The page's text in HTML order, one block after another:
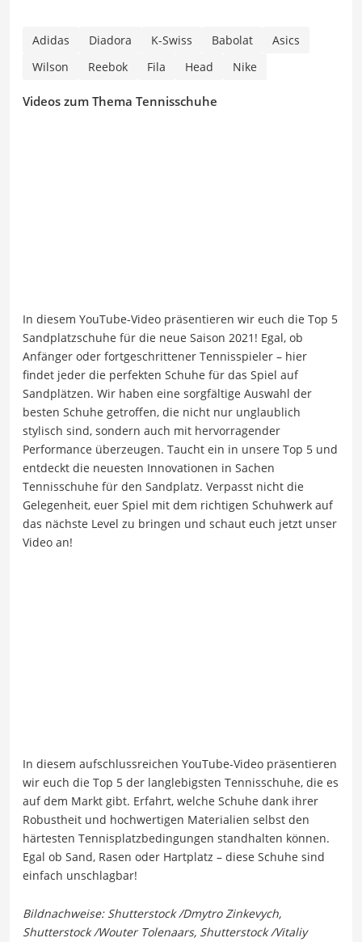
Adidas Diadora K-Swiss Babolat
Asics
Wilson
Reebok Fila Head Nike
Videos zum Thema Tennisschuhe
In diesem YouTube-Video präsentieren wir euch die Top 5
Sandplatzschuhe für die neue Saison 2021! Egal, ob
Anfänger oder fortgeschrittener Tennisspieler – hier
findet jeder die perfekten Schuhe für das Spiel auf
Sandplätzen. Wir haben eine sorgfältige Auswahl der
besten Schuhe getroffen, die nicht nur unglaublich
stylisch sind, sondern auch mit hervorragender
Performance überzeugen. Taucht ein in unsere Top 5 und
entdeckt die neuesten Innovationen in Sachen
Tennisschuhe für den Sandplatz. Verpasst nicht die
Gelegenheit, euer Spiel mit dem richtigen Schuhwerk auf
das nächste Level zu bringen und schaut euch jetzt unser
Video an!
In diesem aufschlussreichen YouTube-Video präsentieren
wir euch die Top 5 der langlebigsten Tennisschuhe, die es
auf dem Markt gibt. Erfahrt, welche Schuhe dank ihrer
Robustheit und hochwertigen Materialien selbst den
härtesten Tennisplatzbedingungen standhalten können.
Egal ob Sand, Rasen oder Hartplatz – diese Schuhe sind
einfach unschlagbar!